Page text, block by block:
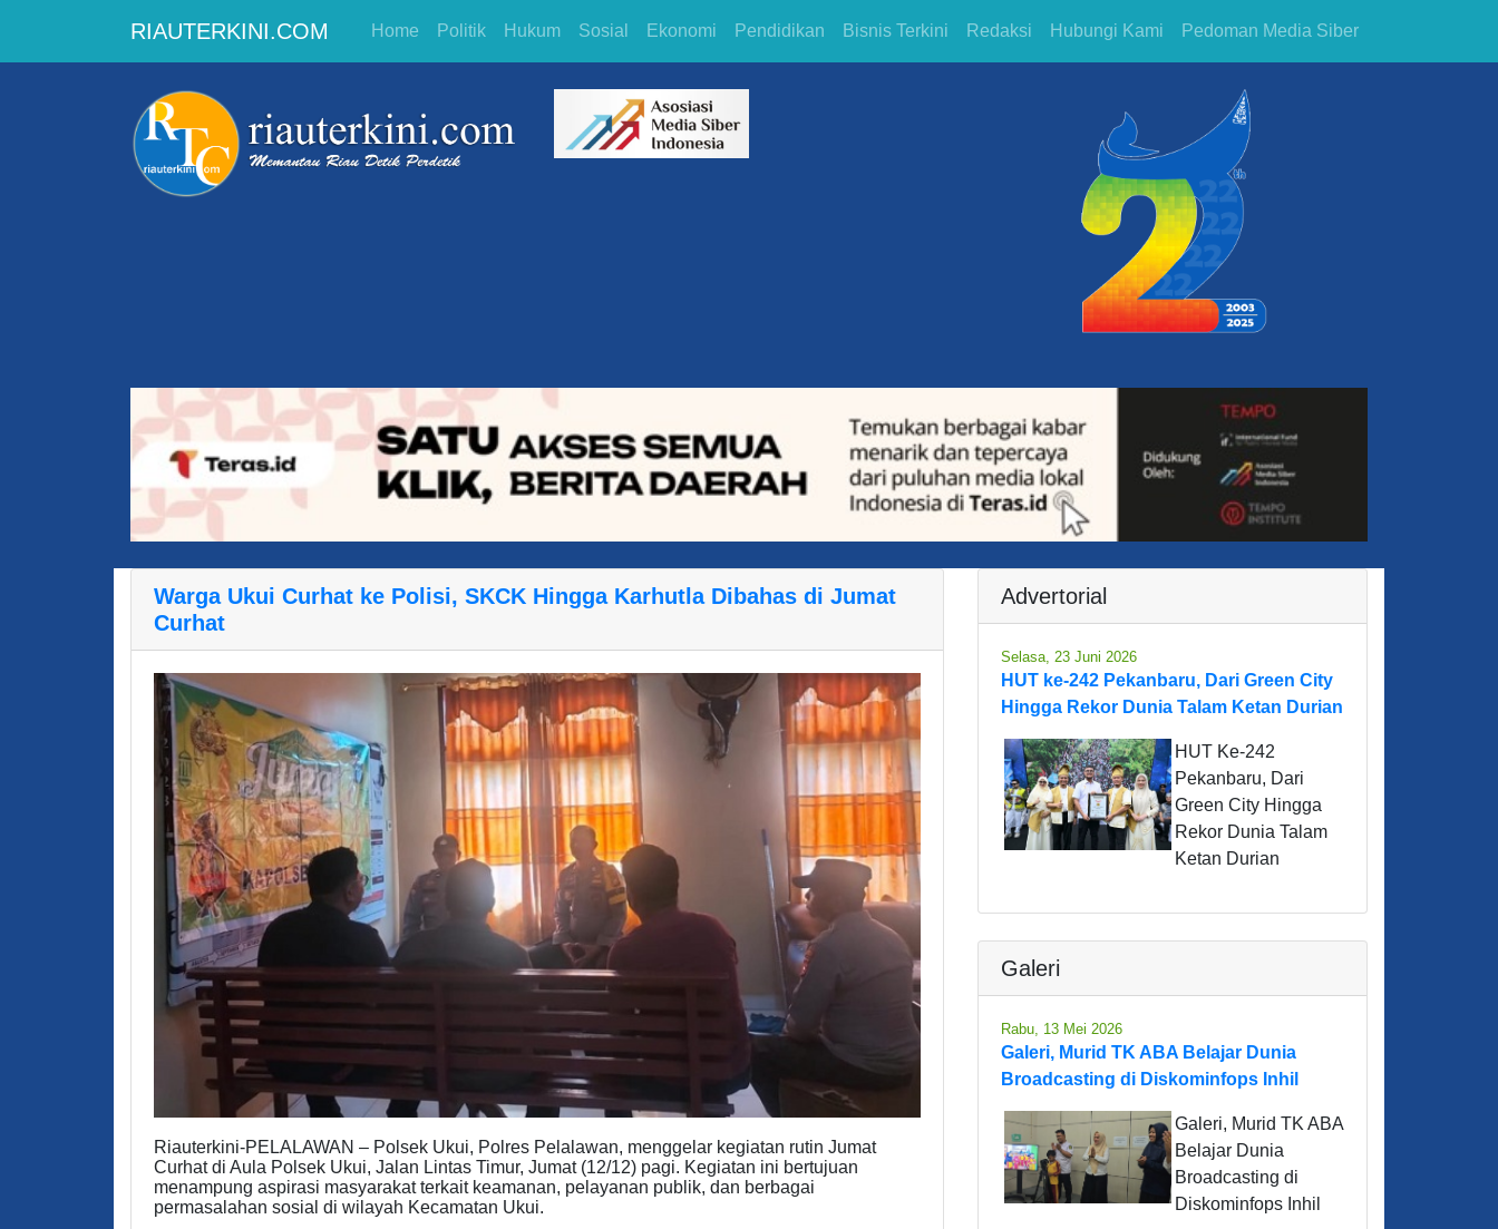
RIAUTERKINI.COM Home Politik Hukum Sosial Ekonomi Pendidikan Bisnis Terkini Redaksi Hubungi Kami Pedoman Media Siber
Warga Ukui Curhat ke Polisi, SKCK Hingga Karhutla Dibahas di Jumat
Curhat
Riauterkini-PELALAWAN – Polsek Ukui, Polres Pelalawan, menggelar kegiatan rutin Jumat
Curhat di Aula Polsek Ukui, Jalan Lintas Timur, Jumat (12/12) pagi. Kegiatan ini bertujuan
menampung aspirasi masyarakat terkait keamanan, pelayanan publik, dan berbagai
permasalahan sosial di wilayah Kecamatan Ukui.
Advertorial
Selasa, 23 Juni 2026
HUT ke-242 Pekanbaru, Dari Green City
Hingga Rekor Dunia Talam Ketan Durian
HUT Ke-242
Pekanbaru, Dari
Green City Hingga
Rekor Dunia Talam
Ketan Durian
Galeri
Rabu, 13 Mei 2026
Galeri, Murid TK ABA Belajar Dunia
Broadcasting di Diskominfops Inhil
Galeri, Murid TK ABA
Belajar Dunia
Broadcasting di
Diskominfops Inhil